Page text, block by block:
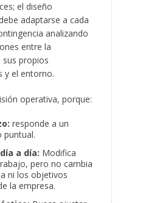
el diseño
adaptarse a cada
analizando
entre la
propios
y el entorno.
operativa, porque:
responde a un
puntual.
a día: Modifica
pero no cambia
ni los objetivos
la empresa.